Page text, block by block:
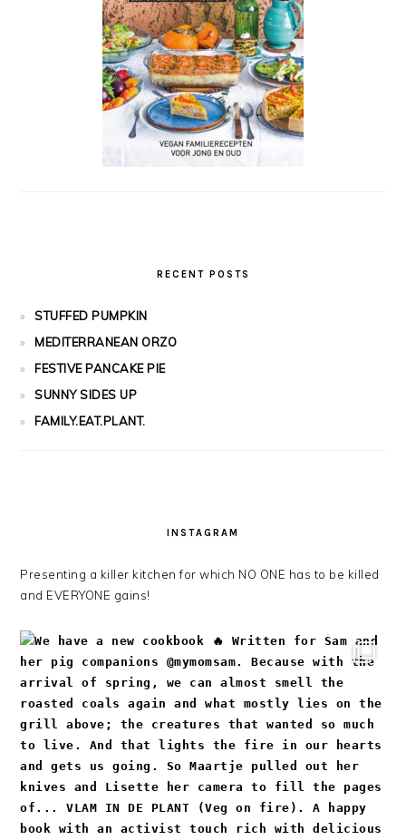
RECENT POSTS
STUFFED PUMPKIN
MEDITERRANEAN ORZO
FESTIVE PANCAKE PIE
SUNNY SIDES UP
FAMILY.EAT.PLANT.
INSTAGRAM
Presenting a killer kitchen for which NO ONE has to be killed
and EVERYONE gains!